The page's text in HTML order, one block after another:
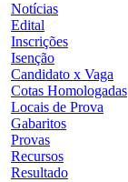
Notícias
Edital
Inscrições
Isenção
Candidato x Vaga
Cotas Homologadas
Locais de Prova
Gabaritos
Provas
Recursos
Resultado